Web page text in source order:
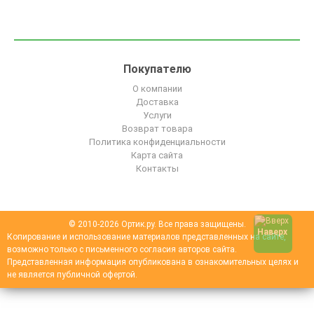
Покупателю
О компании
Доставка
Услуги
Возврат товара
Политика конфиденциальности
Карта сайта
Контакты
© 2010-2026 Ортик.ру. Все права защищены.
Копирование и использование материалов представленных на сайте,
возможно только с письменного согласия авторов сайта.
Представленная информация опубликована в ознакомительных целях и
не является публичной офертой.
Наверх